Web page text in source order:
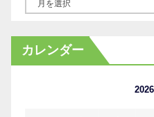
カ
イ
カレンダー